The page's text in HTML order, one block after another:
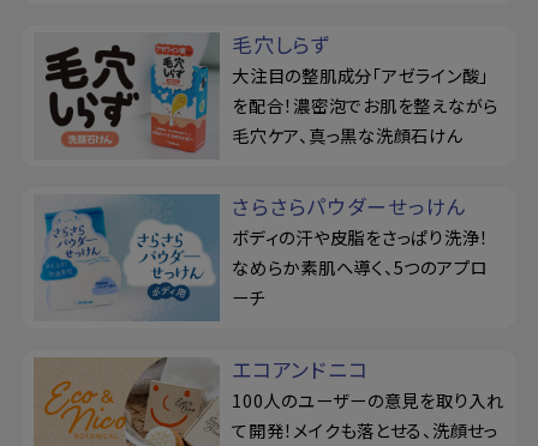
毛穴しらず
大注目の整肌成分「アゼライン酸」
を配合！濃密泡でお肌を整えながら
毛穴ケア、真っ黒な洗顔石けん
さらさらパウダーせっけん
ボディの汗や皮脂をさっぱり洗浄！
なめらか素肌へ導く、5つのアプロ
ーチ
エコアンドニコ
100人のユーザーの意見を取り入れ
て開発！メイクも落とせる、洗顔せっ